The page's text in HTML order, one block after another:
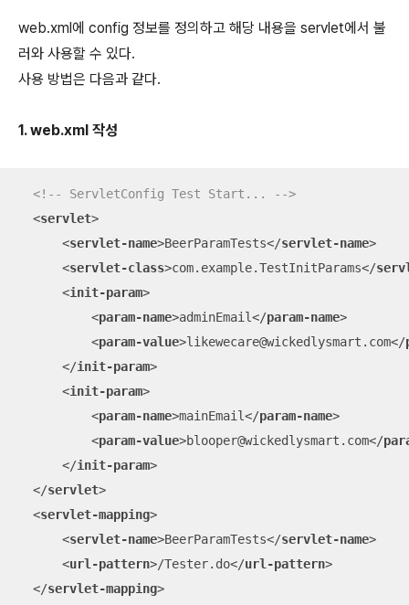
web.xml에 config 정보를 정의하고 해당 내용을 servlet에서 불
러와 사용할 수 있다.
사용 방법은 다음과 같다.
1. web.xml 작성
<!-- ServletConfig Test Start... -->
<servlet>
<servlet-name>BeerParamTests</servlet-name>
<servlet-class>com.example.TestInitParams</
<init-param>
<param-name>adminEmail</param-name>
<param-value>likewecare@wickedlysmart.com</
</init-param>
<init-param>
<param-name>mainEmail</param-name>
<param-value>blooper@wickedlysmart.com</
</init-param>
</servlet>
<servlet-mapping>
<servlet-name>BeerParamTests</servlet-name>
<url-pattern>/Tester.do</url-pattern>
</servlet-mapping>